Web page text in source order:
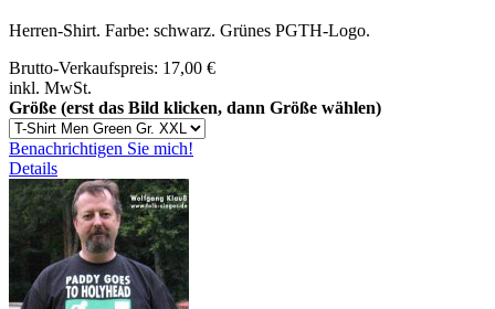
Herren-Shirt. Farbe: schwarz. Grünes PGTH-Logo.
Brutto-Verkaufspreis: 17,00 €
inkl. MwSt.
Größe (erst das Bild klicken, dann Größe wählen)
Benachrichtigen Sie mich!
Details